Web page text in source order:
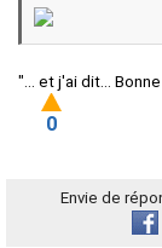
"... et j'ai dit...
0
Envie de